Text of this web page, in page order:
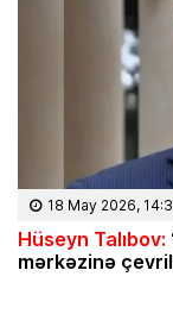
18 May 2026,
Hüseyn Talıbov:
mərkəzinə